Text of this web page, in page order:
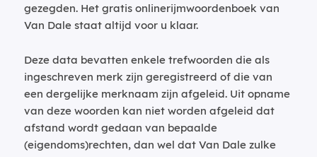
gezegden. Het gratis onlinerijmwoordenboek van
Van Dale staat altijd voor u klaar.
Deze data bevatten enkele trefwoorden die als
ingeschreven merk zijn geregistreerd of die van
een dergelijke merknaam zijn afgeleid. Uit opname
van deze woorden kan niet worden afgeleid dat
afstand wordt gedaan van bepaalde
(eigendoms)rechten, dan wel dat Van Dale zulke